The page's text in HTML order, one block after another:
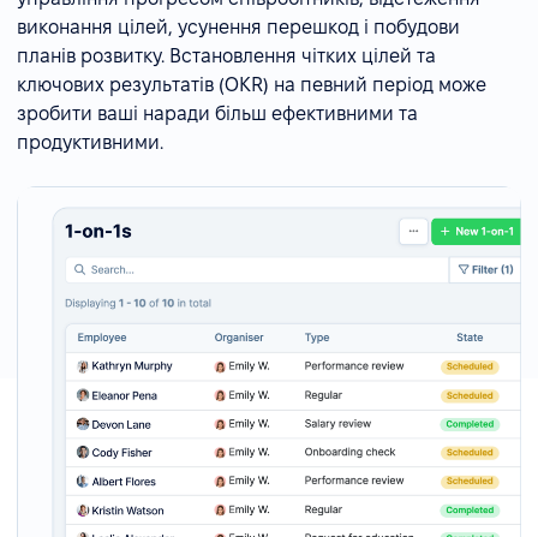
виконання цілей, усунення перешкод і побудови
планів розвитку. Встановлення чітких цілей та
ключових результатів (OKR) на певний період може
зробити ваші наради більш ефективними та
продуктивними.